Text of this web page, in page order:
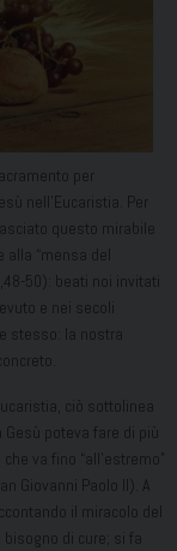
per
nell’Eucaristia. Per
questo mirabile
alla “mensa del
50): beati noi invitati
e nei secoli
stesso: la nostra
ciò sottolinea
poteva fare di più
va fino “all’estremo”
Giovanni Paolo II). A
il miracolo del
di cure; si fa